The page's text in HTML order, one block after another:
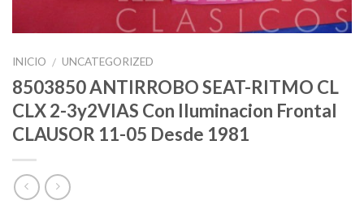
INICIO / UNCATEGORIZED
8503850 ANTIRROBO SEAT-RITMO CL
CLX 2-3y2VIAS Con Iluminacion Frontal
CLAUSOR 11-05 Desde 1981